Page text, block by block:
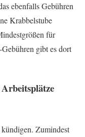
ebenfalls Gebühren
Krabbelstube
für
gibt es dort
Zumindest